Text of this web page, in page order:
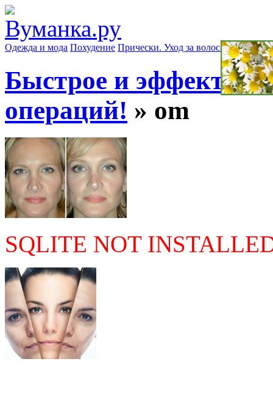
Одежда и мода Похудение Прически. Уход за волосами Маски
Быстрое и эффектное
операций! » om
SQLITE NOT